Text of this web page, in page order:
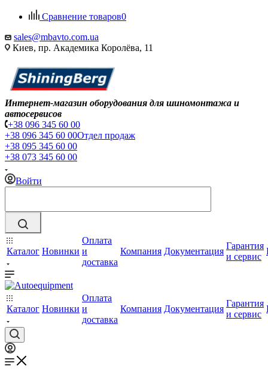
Сравнение товаров0
sales@mbavto.com.ua
Киев, пр. Академика Королёва, 11
Интернет-магазин оборудования для шиномонтажа и
автосервисов
+38 096 345 60 00
+38 096 345 60 00Отдел продаж
+38 095 345 60 00
+38 073 345 60 00
Войти
Каталог Новинки
Оплата
и
доставка
Компания Документация
Гарантия
и сервис
Каталог Новинки
Оплата
и
доставка
Компания Документация
Гарантия
и сервис